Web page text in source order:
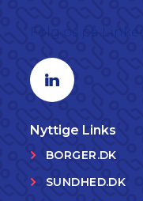
Linkedin profil
Nyttige Links
BORGER.DK
SUNDHED.DK